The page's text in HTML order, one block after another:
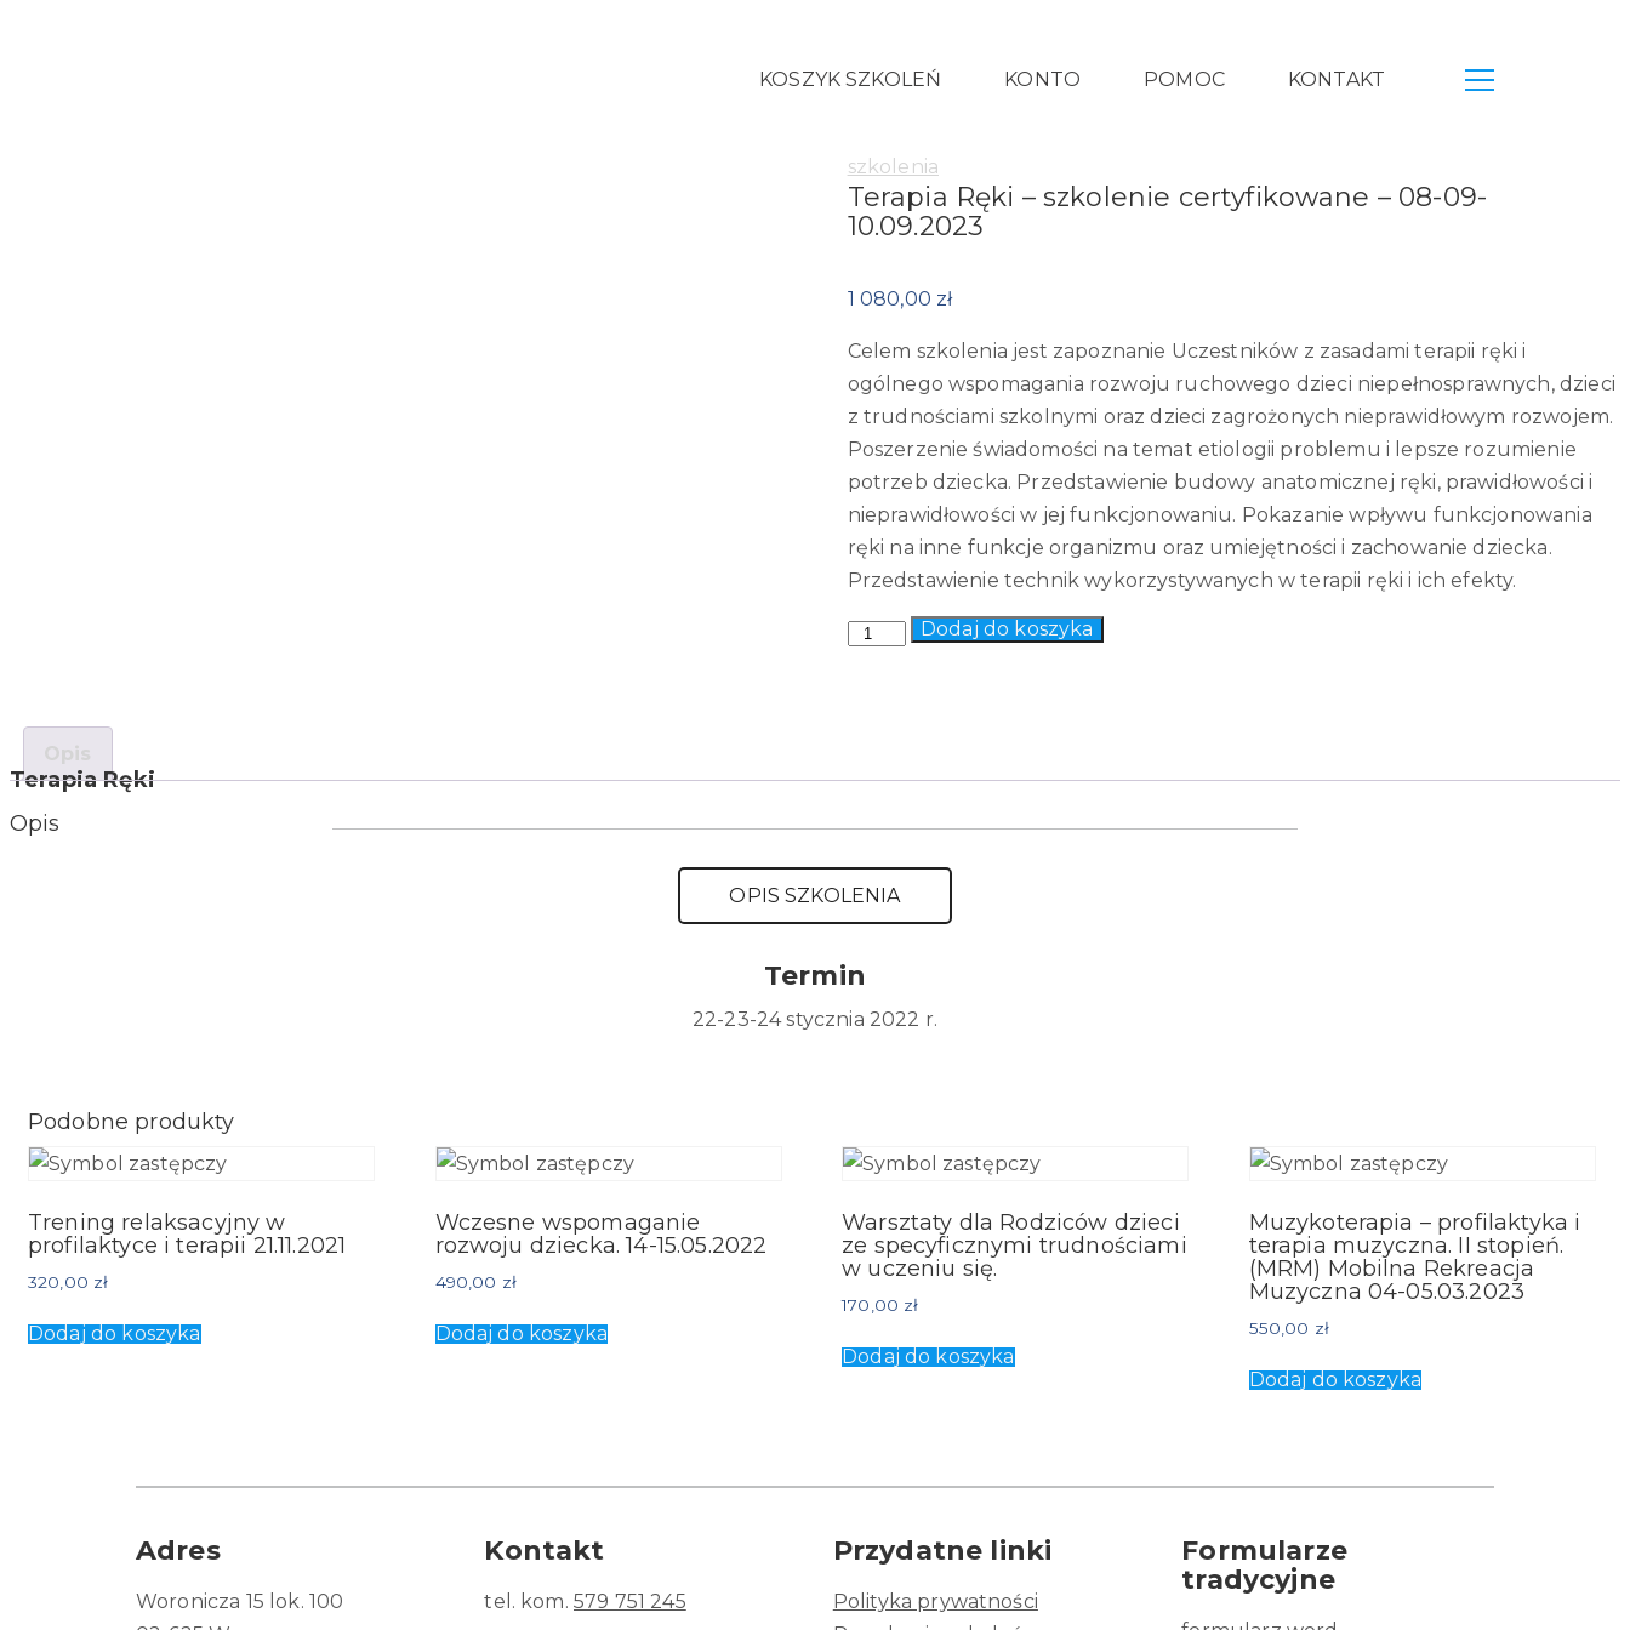
KOSZYK SZKOLEŃ KONTO POMOC KONTAKT
Category:
szkolenia
Terapia Ręki – szkolenie certyfikowane – 08-09-
10.09.2023
1 080,00 zł
Celem szkolenia jest zapoznanie Uczestników z zasadami terapii ręki i
ogólnego wspomagania rozwoju ruchowego dzieci niepełnosprawnych, dzieci
z trudnościami szkolnymi oraz dzieci zagrożonych nieprawidłowym rozwojem.
Poszerzenie świadomości na temat etiologii problemu i lepsze rozumienie
potrzeb dziecka. Przedstawienie budowy anatomicznej ręki, prawidłowości i
nieprawidłowości w jej funkcjonowaniu. Pokazanie wpływu funkcjonowania
ręki na inne funkcje organizmu oraz umiejętności i zachowanie dziecka.
Przedstawienie technik wykorzystywanych w terapii ręki i ich efekty.
QuantityDodaj do koszyka
Opis
Opis
Terapia Ręki
OPIS SZKOLENIA
Termin
22-23-24 stycznia 2022 r.
Podobne produkty
Trening relaksacyjny w
profilaktyce i terapii 21.11.2021
320,00 zł
Dodaj do koszyka
Wczesne wspomaganie
rozwoju dziecka. 14-15.05.2022
490,00 zł
Dodaj do koszyka
Warsztaty dla Rodziców dzieci
ze specyficznymi trudnościami
w uczeniu się.
170,00 zł
Dodaj do koszyka
Muzykoterapia – profilaktyka i
terapia muzyczna. II stopień.
(MRM) Mobilna Rekreacja
Muzyczna 04-05.03.2023
550,00 zł
Dodaj do koszyka
Adres
Woronicza 15 lok. 100
Kontakt
tel. kom. 579 751 245
Przydatne linki
Polityka prywatności
Formularze
tradycyjne